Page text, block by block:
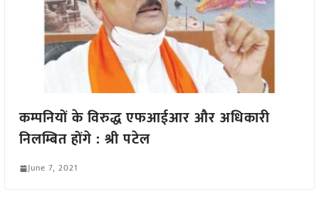
कम्पनियों के विरुद्ध एफआईआर और अधिकारी
निलम्बित होंगे : श्री पटेल
June 7, 2021